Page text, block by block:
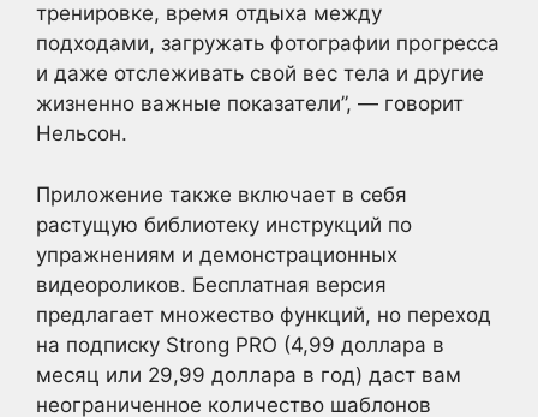
тренировке, время отдыха между
подходами, загружать фотографии прогресса
и даже отслеживать свой вес тела и другие
жизненно важные показатели”, — говорит
Нельсон.
Приложение также включает в себя
растущую библиотеку инструкций по
упражнениям и демонстрационных
видеороликов. Бесплатная версия
предлагает множество функций, но переход
на подписку Strong PRO (4,99 доллара в
месяц или 29,99 доллара в год) даст вам
неограниченное количество шаблонов